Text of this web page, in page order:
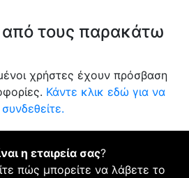
από τους παρακάτω
χρήστες έχουν πρόσβαση
Κάντε κλικ εδώ για να
συνδεθείτε.
η εταιρεία σας?
πώς μπορείτε να λάβετε το